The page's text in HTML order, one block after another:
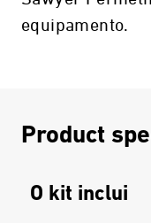
equipamento.
Product
O kit inclui